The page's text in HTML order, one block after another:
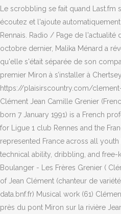
Le scrobbling se fait quand Last.fm
écoutez et l'ajoute
Rennais. Radio / Page de l'actualité
octobre dernier, Malika Ménard a
qu'elle s'était séparée de son
premier Miron à s’installer à
https://plaisirscountry.com/
Clément Jean Camille Grenier
born 7 January 1991) is a French
for Ligue 1 club Rennes and the
represented France across all
technical ability, dribbling, and free-
Boulanger - Les Frères Grenier (
of Jean Clément (chanteur de
data.bnf.fr) Musical work (61)
près du pont Miron sur la rivière